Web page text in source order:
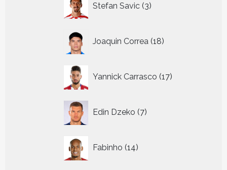
Stefan Savic 3
producten
Joaquin Correa 18
producten
Yannick Carrasco 17
producten
Edin Dzeko 7
producten
Fabinho 14
producten